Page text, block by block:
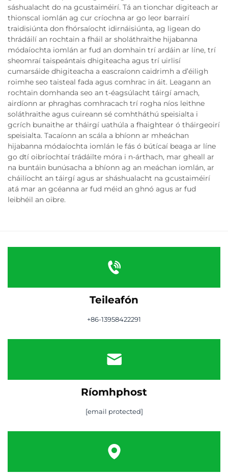
sáshualacht do na gcustaiméirí. Tá an tionchar digiteach ar
thionscal iomlán ag cur críochna ar go leor barrairí
traidisiúnta don fhórsaíocht idirnáisiúnta, ag ligean do
thrádáilí an rochtain a fháil ar sholáthraithe hijabanna
módaíochta iomlán ar fud an domhain trí ardáin ar líne, trí
sheomraí taispeántais dhigiteacha agus trí uirlisí
cumarsáide dhigiteacha a eascraíonn caidrimh a d’éiligh
roimhe seo taisteal fada agus comhrac in áit. Leagann an
rochtain domhanda seo an t-éagsúlacht táirgí amach,
airdíonn ar phraghas comhracach trí rogha níos leithne
soláthraithe agus cuireann sé comhtháthú speisialta i
gcrích bunaithe ar tháirgí uathúla a fhaightear ó tháirgeoirí
speisialta. Tacaíonn an scála a bhíonn ar mheáchan
hijabanna módaíochta iomlán le fás ó bútícaí beaga ar líne
go dtí oibríochtaí trádáilte móra i n-árthach, mar gheall ar
na buntáin bunúsacha a bhíonn ag an meáchan iomlán, ar
cháilíocht an táirgí agus ar sháshualacht na gcustaiméirí
atá mar an gcéanna ar fud méid an ghnó agus ar fud
leibhéil an oibre.
Teileafón
+86-13958422291
Ríomhphost
[email protected]